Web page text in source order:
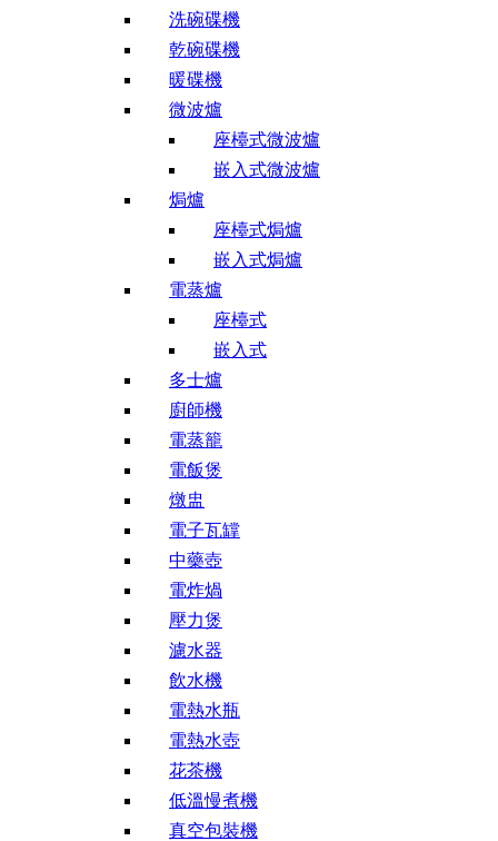
洗碗碟機
乾碗碟機
暖碟機
微波爐
座檯式微波爐
嵌入式微波爐
焗爐
座檯式焗爐
嵌入式焗爐
電蒸爐
座檯式
嵌入式
多士爐
廚師機
電蒸籠
電飯煲
燉盅
電子瓦罉
中藥壺
電炸煱
壓力煲
濾水器
飲水機
電熱水瓶
電熱水壺
花茶機
低溫慢煮機
真空包裝機